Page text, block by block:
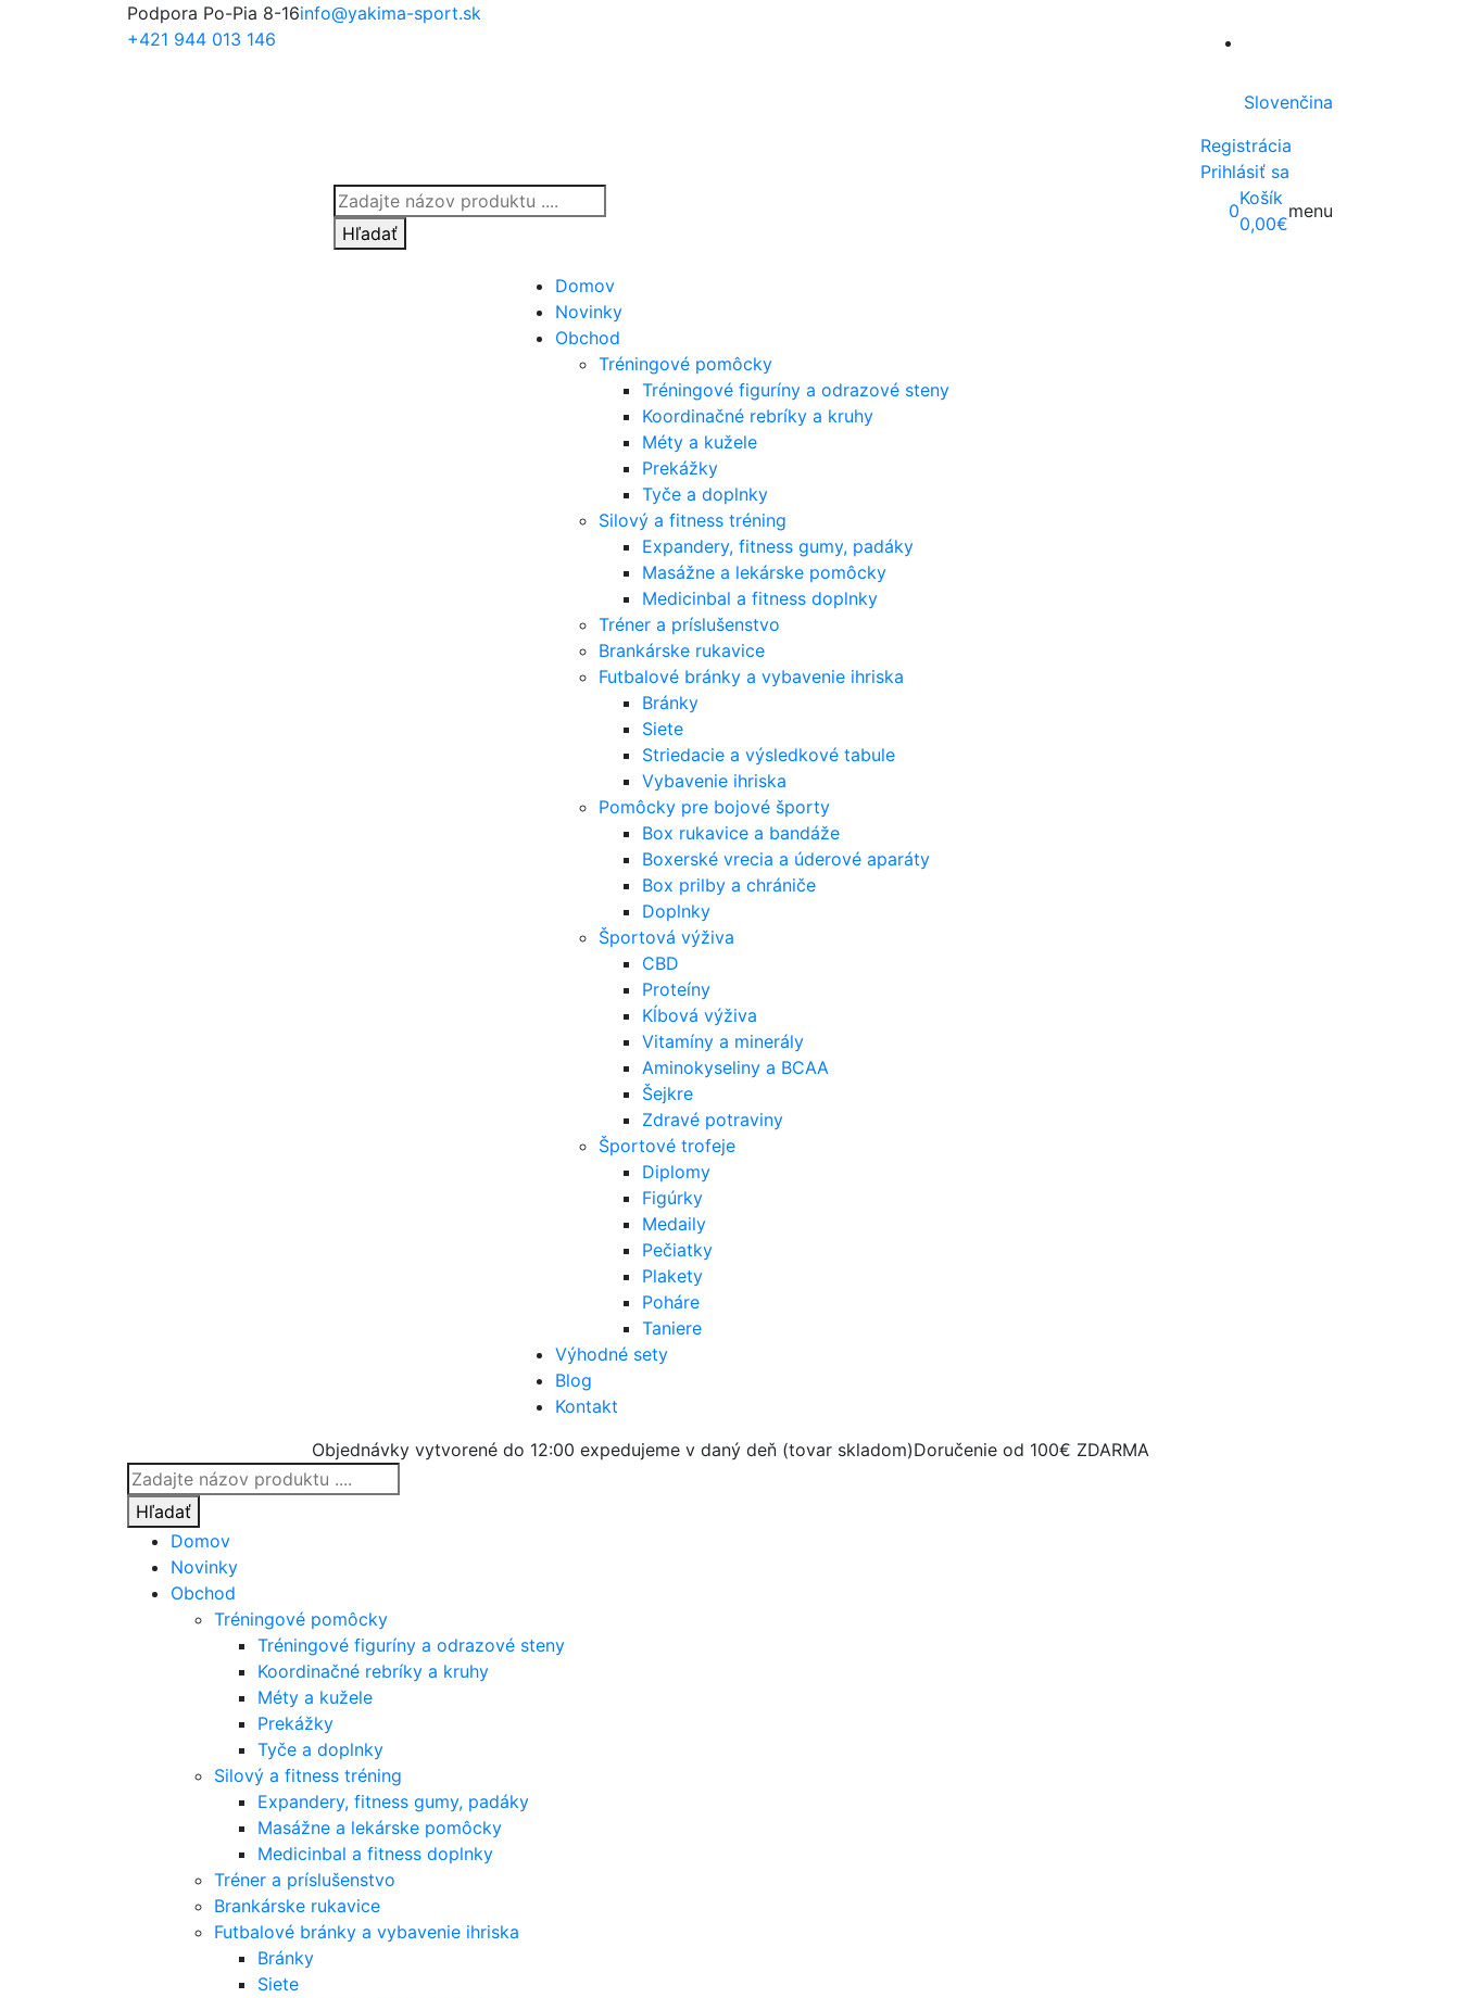
Podpora Po-Pia 8-16
+421 944 013 146
info@yakima-sport.sk
Slovenčina
Registrácia
Prihlásiť sa
Products
search
Hľadať
0
Košík
0,00€
menu
Domov
Novinky
Obchod
Tréningové pomôcky
Tréningové figuríny a odrazové steny
Koordinačné rebríky a kruhy
Méty a kužele
Prekážky
Tyče a doplnky
Silový a fitness tréning
Expandery, fitness gumy, padáky
Masážne a lekárske pomôcky
Medicinbal a fitness doplnky
Tréner a príslušenstvo
Brankárske rukavice
Futbalové bránky a vybavenie ihriska
Bránky
Siete
Striedacie a výsledkové tabule
Vybavenie ihriska
Pomôcky pre bojové športy
Box rukavice a bandáže
Boxerské vrecia a úderové aparáty
Box prilby a chrániče
Doplnky
Športová výživa
CBD
Proteíny
Kĺbová výživa
Vitamíny a minerály
Aminokyseliny a BCAA
Šejkre
Zdravé potraviny
Športové trofeje
Diplomy
Figúrky
Medaily
Pečiatky
Plakety
Poháre
Taniere
Výhodné sety
Blog
Kontakt
Objednávky vytvorené do 12:00 expedujeme v daný deň (tovar skladom)Doručenie od 100€ ZDARMA
Products
search
Hľadať
Domov
Novinky
Obchod
Tréningové pomôcky
Tréningové figuríny a odrazové steny
Koordinačné rebríky a kruhy
Méty a kužele
Prekážky
Tyče a doplnky
Silový a fitness tréning
Expandery, fitness gumy, padáky
Masážne a lekárske pomôcky
Medicinbal a fitness doplnky
Tréner a príslušenstvo
Brankárske rukavice
Futbalové bránky a vybavenie ihriska
Bránky
Siete